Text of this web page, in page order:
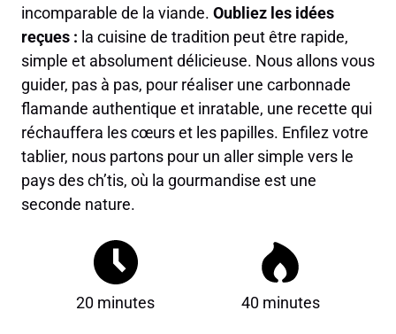
incomparable de la viande. Oubliez les idées
reçues : la cuisine de tradition peut être rapide,
simple et absolument délicieuse. Nous allons vous
guider, pas à pas, pour réaliser une carbonnade
flamande authentique et inratable, une recette qui
réchauffera les cœurs et les papilles. Enfilez votre
tablier, nous partons pour un aller simple vers le
pays des ch’tis, où la gourmandise est une
seconde nature.
20 minutes 40 minutes